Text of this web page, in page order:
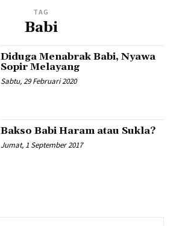
TAG
Babi
Diduga Menabrak Babi, Nyawa
Sopir Melayang
Sabtu, 29 Februari 2020
Bakso Babi Haram atau Sukla?
Jumat, 1 September 2017